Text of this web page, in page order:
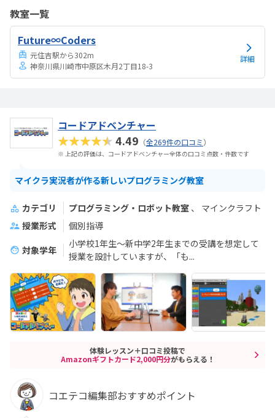
に打ち込める。
教室一覧
Future∞Coders
元住吉駅から302m
神奈川県川崎市中原区木月2丁目18-3
詳細
コードアドベンチャー
★★★★★4.49 （全269件の口コミ）
※ 上記の評価は、コードアドベンチャー全体の口コミ点数・件数です
マイクラ実況者が作る新しいプログラミング教室
カテゴリ プログラミング・ロボット教室
マインクラフト
授業形式
個別指導
対象学年
小学校1年生～新中学2年生までの受講を想定して
授業を設計していますが、「も...
体験レッスン＋口コミ投稿で
Amazonギフトカード2,000円分がもらえる！
コエテコ編集部おすすめポイント